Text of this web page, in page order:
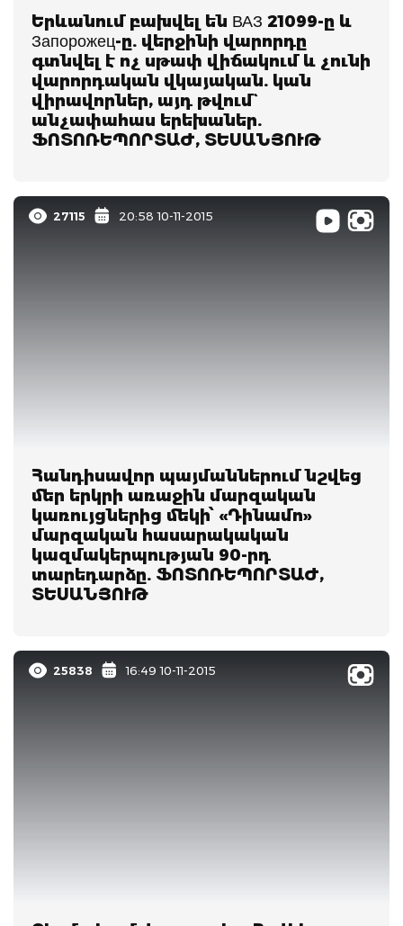
Երևանում բախվել են ВАЗ 21099-ը և
Запорожец-ը. վերջինի վարորդը
գտնվել է ոչ սթափ վիճակում և չունի
վարորդական վկայական. կան
վիրավորներ, այդ թվում`
անչափահաս երեխաներ.
ՖՈՏՈՌԵՊՈՐՏԱԺ, ՏԵՍԱՆՅՈՒԹ
27115 20:58 10-11-2015
Հանդիսավոր պայմաններում նշվեց
մեր երկրի առաջին մարզական
կառույցներից մեկի՝ «Դինամո»
մարզական հասարակական
կազմակերպության 90-րդ
տարեդարձը. ՖՈՏՈՌԵՊՈՐՏԱԺ,
ՏԵՍԱՆՅՈՒԹ
25838 16:49 10-11-2015